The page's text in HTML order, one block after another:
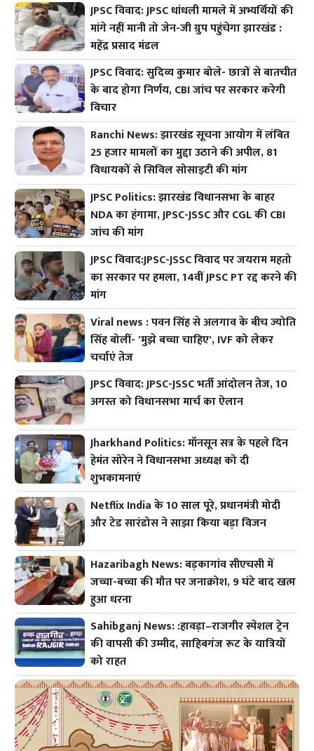
JPSC विवाद: JPSC धांधली मामले में अभ्यर्थियों की
मांगे नहीं मानी तो जेन-जी ग्रुप पहुंचेगा झारखंड :
महेंद्र प्रसाद मंडल
JPSC विवाद: सुदिव्य कुमार बोले- छात्रों से बातचीत
के बाद होगा निर्णय, CBI जांच पर सरकार करेगी
विचार
Ranchi News: झारखंड सूचना आयोग में लंबित
25 हजार मामलों का मुद्दा उठाने की अपील, 81
विधायकों से सिविल सोसाइटी की मांग
JPSC Politics: झारखंड विधानसभा के बाहर
NDA का हंगामा, JPSC-JSSC और CGL की CBI
जांच की मांग
JPSC विवाद:JPSC-JSSC विवाद पर जयराम महतो
का सरकार पर हमला, 14वीं JPSC PT रद्द करने की
मांग
Viral news : पवन सिंह से अलगाव के बीच ज्योति
सिंह बोलीं- 'मुझे बच्चा चाहिए', IVF को लेकर
चर्चाएं तेज
JPSC विवाद: JPSC-JSSC भर्ती आंदोलन तेज, 10
अगस्त को विधानसभा मार्च का ऐलान
Jharkhand Politics: मॉनसून सत्र के पहले दिन
हेमंत सोरेन ने विधानसभा अध्यक्ष को दी
शुभकामनाएं
Netflix India के 10 साल पूरे, प्रधानमंत्री मोदी
और टेड सारंडोस ने साझा किया बड़ा विजन
Hazaribagh News: बड़कागांव सीएचसी में
जच्चा-बच्चा की मौत पर जनाक्रोश, 9 घंटे बाद खत्म
हुआ धरना
Sahibganj News: :हावड़ा–राजगीर स्पेशल ट्रेन
की वापसी की उम्मीद, साहिबगंज रूट के यात्रियों
को राहत